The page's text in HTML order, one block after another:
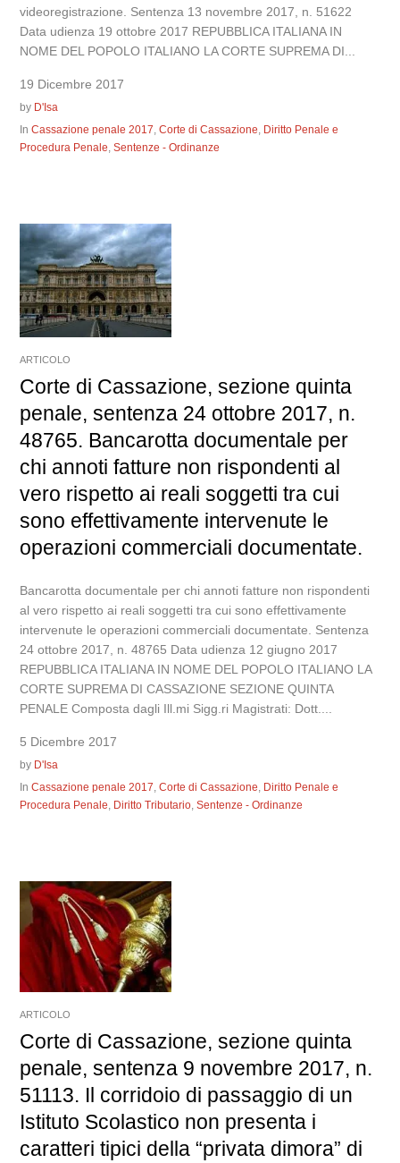
videoregistrazione. Sentenza 13 novembre 2017, n. 51622
Data udienza 19 ottobre 2017 REPUBBLICA ITALIANA IN
NOME DEL POPOLO ITALIANO LA CORTE SUPREMA DI...
19 Dicembre 2017
by D'Isa
InCassazione penale 2017,Corte di Cassazione, Diritto Penale e
Procedura Penale,Sentenze - Ordinanze
ARTICOLO
Corte di Cassazione, sezione quinta
penale, sentenza 24 ottobre 2017, n.
48765. Bancarotta documentale per
chi annoti fatture non rispondenti al
vero rispetto ai reali soggetti tra cui
sono effettivamente intervenute le
operazioni commerciali documentate.
Bancarotta documentale per chi annoti fatture non rispondenti
al vero rispetto ai reali soggetti tra cui sono effettivamente
intervenute le operazioni commerciali documentate. Sentenza
24 ottobre 2017, n. 48765 Data udienza 12 giugno 2017
REPUBBLICA ITALIANA IN NOME DEL POPOLO ITALIANO LA
CORTE SUPREMA DI CASSAZIONE SEZIONE QUINTA
PENALE Composta dagli Ill.mi Sigg.ri Magistrati: Dott....
5 Dicembre 2017
by D'Isa
InCassazione penale 2017,Corte di Cassazione, Diritto Penale e
Procedura Penale, Diritto Tributario,Sentenze - Ordinanze
ARTICOLO
Corte di Cassazione, sezione quinta
penale, sentenza 9 novembre 2017, n.
51113. Il corridoio di passaggio di un
Istituto Scolastico non presenta i
caratteri tipici della “privata dimora” di